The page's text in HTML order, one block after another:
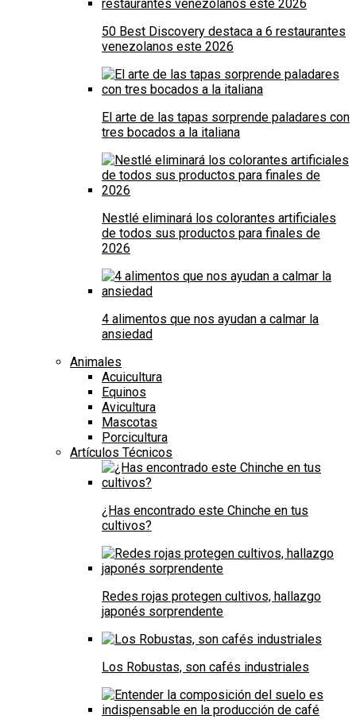
50 Best Discovery destaca a 6 restaurantes
venezolanos este 2026
El arte de las tapas sorprende paladares con
tres bocados a la italiana
Nestlé eliminará los colorantes artificiales
de todos sus productos para finales de
2026
4 alimentos que nos ayudan a calmar la
ansiedad
Animales
Acuicultura
Equinos
Avicultura
Mascotas
Porcicultura
Artículos Técnicos
¿Has encontrado este Chinche en tus
cultivos?
Redes rojas protegen cultivos, hallazgo
japonés sorprendente
Los Robustas, son cafés industriales